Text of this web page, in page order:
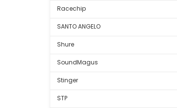
Racechip
SANTO ANGELO
Shure
SoundMagus
Stinger
STP